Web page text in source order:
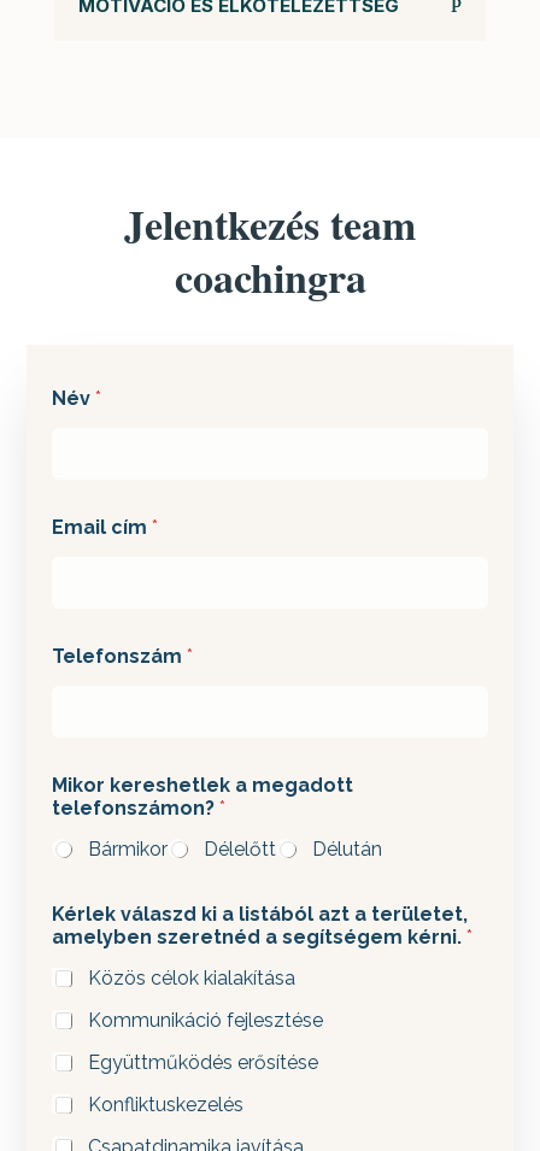
MOTIVÁCIÓ ÉS ELKÖTELEZETTSÉG
Jelentkezés team
coachingra
e
n
s
n
Név*
Email cím*
Telefonszám*
Mikor kereshetlek a megadott
telefonszámon?*
Bármikor
Délelőtt Délután
Kérlek válaszd ki a listából azt a területet,
amelyben szeretnéd a segítségem kérni.*
Közös célok kialakítása
Kommunikáció fejlesztése
Együttműködés erősítése
Konfliktuskezelés